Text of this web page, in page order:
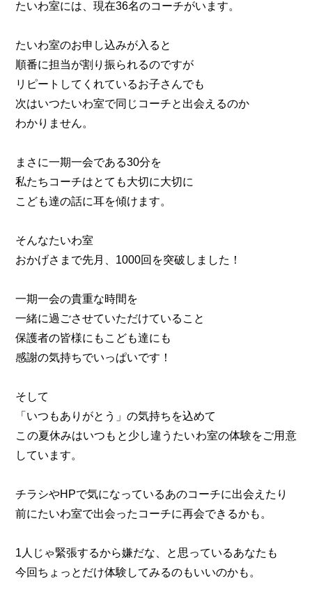
たいわ室には、現在36名のコーチがいます。
たいわ室のお申し込みが入ると
順番に担当が割り振られるのですが
リピートしてくれているお子さんでも
次はいつたいわ室で同じコーチと出会えるのか
わかりません。
まさに一期一会である30分を
私たちコーチはとても大切に大切に
こども達の話に耳を傾けます。
そんなたいわ室
おかげさまで先月、1000回を突破しました！
一期一会の貴重な時間を
一緒に過ごさせていただけていること
保護者の皆様にもこども達にも
感謝の気持ちでいっぱいです！
そして
「いつもありがとう」の気持ちを込めて
この夏休みはいつもと少し違うたいわ室の体験をご用意
しています。
チラシやHPで気になっているあのコーチに出会えたり
前にたいわ室で出会ったコーチに再会できるかも。
1人じゃ緊張するから嫌だな、と思っているあなたも
今回ちょっとだけ体験してみるのもいいのかも。